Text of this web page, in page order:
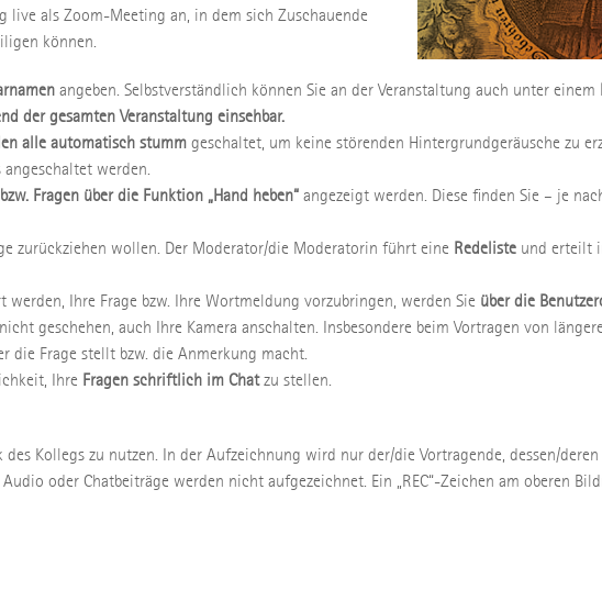
live als Zoom-Meeting an, in dem sich Zuschauende
können.
angeben. Selbstverständlich können Sie an der Veranstaltung auch unter einem
der gesamten Veranstaltung einsehbar.
alle automatisch stumm geschaltet, um keine störenden Hintergrundgeräusche zu
werden.
Fragen über die Funktion „Hand heben“ angezeigt werden. Diese finden Sie – je
zurückziehen wollen. Der Moderator/die Moderatorin führt eine Redeliste und erteilt
Ihre Frage bzw. Ihre Wortmeldung vorzubringen, werden Sie über die
geschehen, auch Ihre Kamera anschalten. Insbesondere beim Vortragen von
die Frage stellt bzw. die Anmerkung macht.
Ihre Fragen schriftlich im Chatzu stellen.
Kollegs zu nutzen. In der Aufzeichnung wird nur der/die Vortragende, dessen/
oder Chatbeiträge werden nicht aufgezeichnet. Ein „REC“-Zeichen am oberen